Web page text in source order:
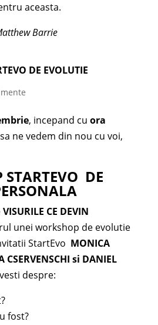
aceasta.
Barrie
DE EVOLUTIE
, incepand cu ora
ne vedem din nou cu voi,
STARTEVO DE
VISURILE CE DEVIN
unei workshop de evolutie
StartEvo MONICA
si DANIEL
despre:
fost?